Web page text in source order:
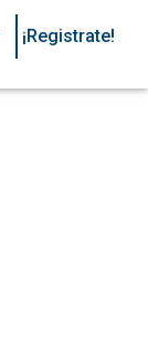
¡Registrate!